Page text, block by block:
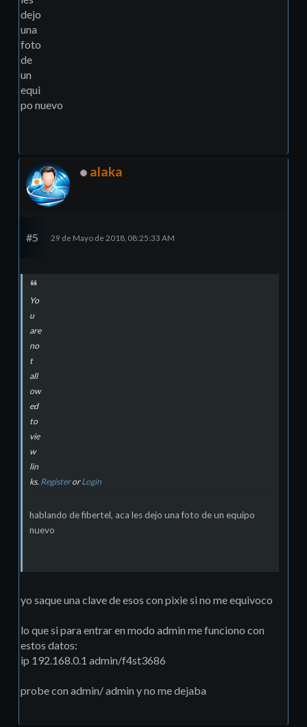
dejo
una
foto
de
un
equi
po nuevo
alaka
#5 29 de Mayo de 2018, 08:25:33 AM
Yo
u
are
no
t
all
ow
ed
to
vie
w
lin
ks. RegisterorLogin
hablando de fibertel, aca les dejo una foto de un equipo
nuevo
yo saque una clave de esos con pixie si no me equivoco
lo que si para entrar en modo admin me funciono con
estos datos:
ip 192.168.0.1 admin/f4st3686
probe con admin/ admin y no me dejaba